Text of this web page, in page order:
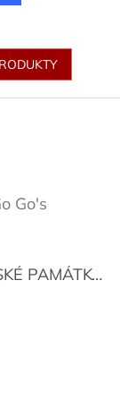
Go's
VYSTŘIHOVÁNKY - PRAŽSKÉ PAMÁTKY